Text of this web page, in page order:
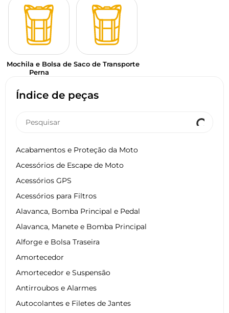
Índice de peças
Acabamentos e Proteção da Moto
Acessórios de Escape de Moto
Acessórios GPS
Acessórios para Filtros
Alavanca, Bomba Principal e Pedal
Alavanca, Manete e Bomba Principal
Alforge e Bolsa Traseira
Amortecedor
Amortecedor e Suspensão
Antirroubos e Alarmes
Autocolantes e Filetes de Jantes
Mochila e Bolsa de
Perna
Saco de Transporte